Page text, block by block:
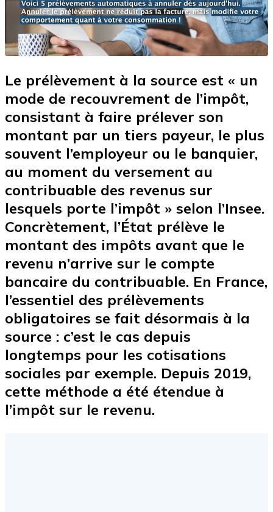
Le prélèvement à la source est « un
mode de recouvrement de l’impôt,
consistant à faire prélever son
montant par un tiers payeur, le plus
souvent l’employeur ou le banquier,
au moment du versement au
contribuable des revenus sur
lesquels porte l’impôt » selon l’Insee.
Concrètement, l’État prélève le
montant des impôts avant que le
revenu n’arrive sur le compte
bancaire du contribuable. En France,
l’essentiel des prélèvements
obligatoires se fait désormais à la
source : c’est le cas depuis
longtemps pour les cotisations
sociales par exemple. Depuis 2019,
cette méthode a été étendue à
l’impôt sur le revenu.